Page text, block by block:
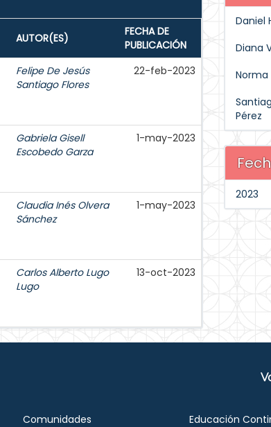
AUTOR(ES)
FECHA DE
PUBLICACIÓN
Felipe De Jesús
Santiago Flores
22-feb-2023
Gabriela Gisell
Escobedo Garza
1-may-2023
Claudia Inés Olvera
Sánchez
1-may-2023
Carlos Alberto Lugo
Lugo
13-oct-2023
Daniel
Diana
Norma
Pérez
2023
Comunidades Educación